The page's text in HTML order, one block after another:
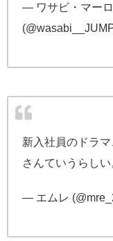
— ワサビ・マー
新入社員のドラ
さんていうらし
— エムレ